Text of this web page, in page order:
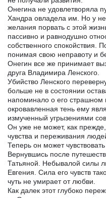
Онегина не удовлетворяла
Хандра овладела им. Но у
желания порвать с этой
пассивно и равнодушно
собственного спокойствия.
понимая свою неправоту и
Онегин все же принимает
друга Владимира Ленского.
Убийство Ленского
больше не в состоянии
напоминало о его страшном
окровавленная тень ему
измученный угрызениями
Он уже не может, как
чувства и переживания
Теперь он может
Вернувшись после
Татьяной. Небывалой силы
Евгения. Сила его чувств
чуть не умирает от любви.
Как далек этот глубоко